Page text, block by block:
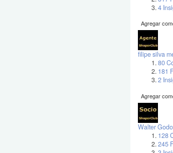
4
Agregar
filipe silva
80
181
2
Agregar
Walter
128
245